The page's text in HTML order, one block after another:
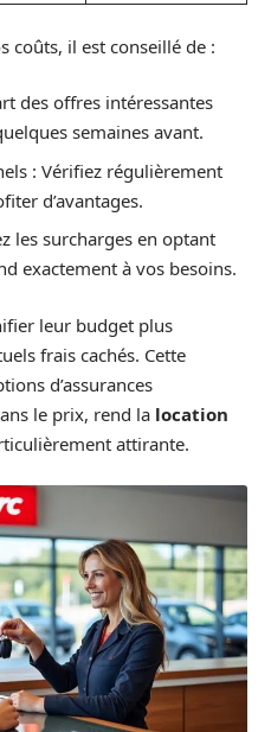
coûts, il est conseillé de :
des offres intéressantes
semaines avant.
: Vérifiez régulièrement
d’avantages.
les surcharges en optant
exactement à vos besoins.
leur budget plus
frais cachés. Cette
d’assurances
le prix, rend la location
attirante.